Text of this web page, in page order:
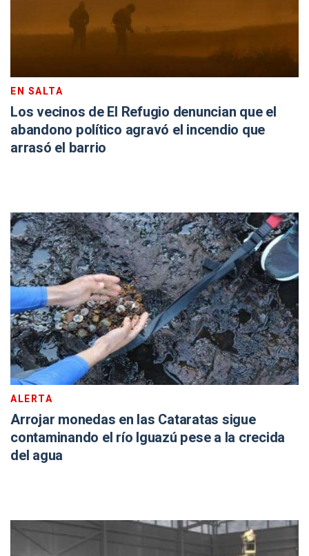
EN SALTA
Los vecinos de El Refugio denuncian que el
abandono político agravó el incendio que
arrasó el barrio
ALERTA
Arrojar monedas en las Cataratas sigue
contaminando el río Iguazú pese a la crecida
del agua